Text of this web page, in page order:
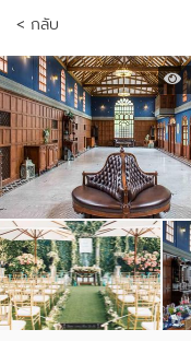
< กลับ